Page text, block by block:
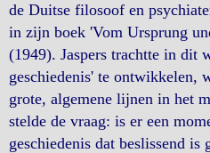
de Duitse filosoof en
in zijn boek 'Vom Ursprung
(1949). Jaspers trachtte in dit
geschiedenis' te ontwikkelen,
grote, algemene lijnen in het
stelde de vraag: is er een
geschiedenis dat beslissend is